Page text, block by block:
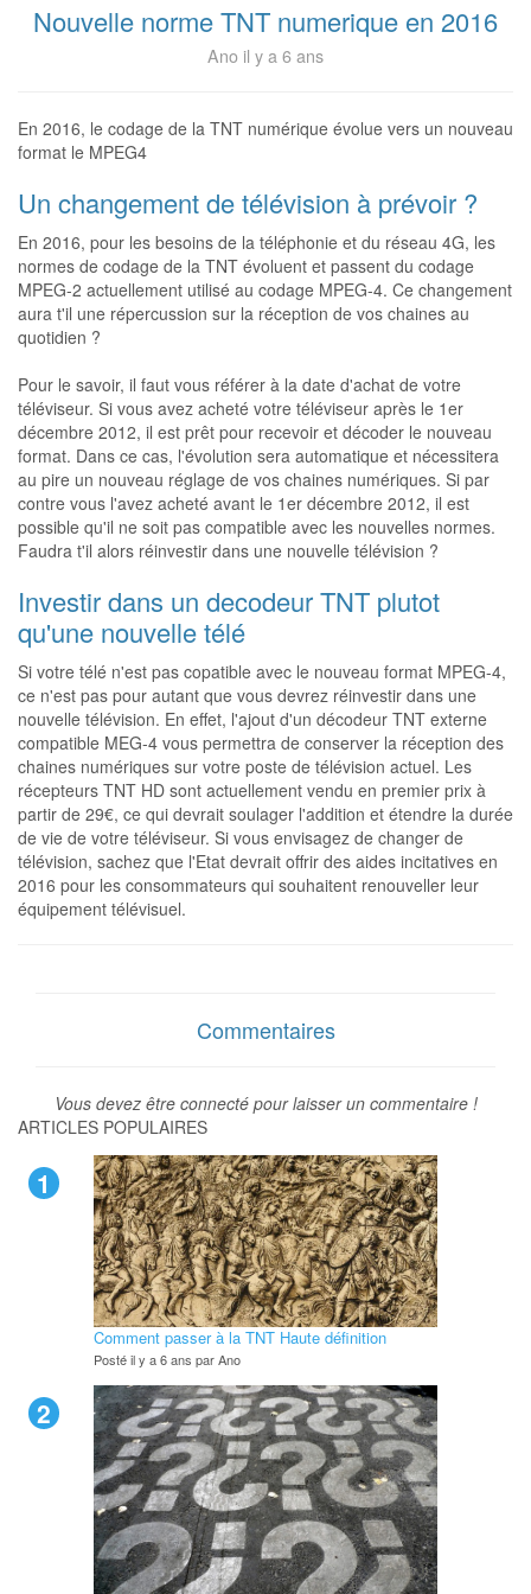
Nouvelle norme TNT numerique en 2016
Ano il y a 6 ans
En 2016, le codage de la TNT numérique évolue vers un nouveau
format le MPEG4
Un changement de télévision à prévoir ?
En 2016, pour les besoins de la téléphonie et du réseau 4G, les
normes de codage de la TNT évoluent et passent du codage
MPEG-2 actuellement utilisé au codage MPEG-4. Ce changement
aura t'il une répercussion sur la réception de vos chaines au
quotidien ?
Pour le savoir, il faut vous référer à la date d'achat de votre
téléviseur. Si vous avez acheté votre téléviseur après le 1er
décembre 2012, il est prêt pour recevoir et décoder le nouveau
format. Dans ce cas, l'évolution sera automatique et nécessitera
au pire un nouveau réglage de vos chaines numériques. Si par
contre vous l'avez acheté avant le 1er décembre 2012, il est
possible qu'il ne soit pas compatible avec les nouvelles normes.
Faudra t'il alors réinvestir dans une nouvelle télévision ?
Investir dans un decodeur TNT plutot
qu'une nouvelle télé
Si votre télé n'est pas copatible avec le nouveau format MPEG-4,
ce n'est pas pour autant que vous devrez réinvestir dans une
nouvelle télévision. En effet, l'ajout d'un décodeur TNT externe
compatible MEG-4 vous permettra de conserver la réception des
chaines numériques sur votre poste de télévision actuel. Les
récepteurs TNT HD sont actuellement vendu en premier prix à
partir de 29€, ce qui devrait soulager l'addition et étendre la durée
de vie de votre téléviseur. Si vous envisagez de changer de
télévision, sachez que l'Etat devrait offrir des aides incitatives en
2016 pour les consommateurs qui souhaitent renouveller leur
équipement télévisuel.
Commentaires
Vous devez être connecté pour laisser un commentaire !
ARTICLES POPULAIRES
1
Comment passer à la TNT Haute définition
Posté il y a 6 ans par Ano
2